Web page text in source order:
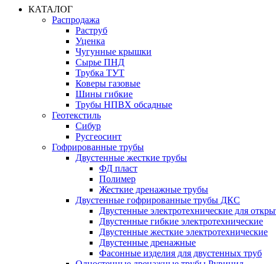
КАТАЛОГ
Распродажа
Раструб
Уценка
Чугунные крышки
Сырье ПНД
Трубка ТУТ
Коверы газовые
Шины гибкие
Трубы НПВХ обсадные
Геотекстиль
Сибур
Русгеосинт
Гофрированные трубы
Двустенные жесткие трубы
ФД пласт
Полимер
Жесткие дренажные трубы
Двустенные гофрированные трубы ДКС
Двустенные электротехнические для
Двустенные гибкие электротехнические
Двустенные жесткие электротехнические
Двустенные дренажные
Фасонные изделия для двустенных труб